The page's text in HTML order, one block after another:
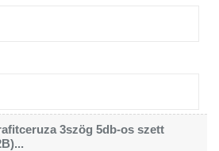
3szög 5db-os szett